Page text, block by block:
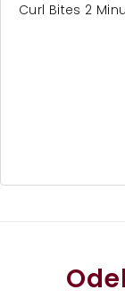
Curl Bites 2